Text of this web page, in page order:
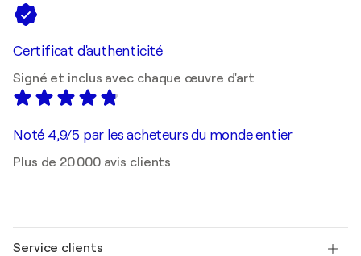
Certificat d'authenticité
Signé et inclus avec chaque œuvre d'art
Noté 4,9/5 par les acheteurs du monde entier
Plus de 20 000 avis clients
Service clients